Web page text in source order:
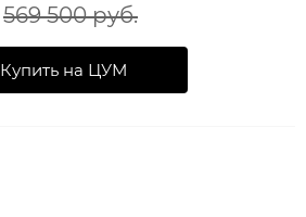
569 500 руб.
Купить на ЦУМ